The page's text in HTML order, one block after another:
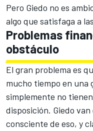
Pero Giedo no es
algo que satisfaga a
Problemas
obstáculo
El gran problema es
mucho tiempo en una
simplemente no
disposición. Giedo
consciente de eso, y